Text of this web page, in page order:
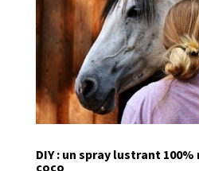
DIY : un spray lustrant
coco